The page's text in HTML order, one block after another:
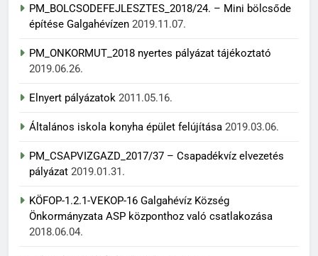
PM_BOLCSODEFEJLESZTES_2018/24. – Mini bölcsőde
építése Galgahévízen 2019.11.07.
PM_ONKORMUT_2018 nyertes pályázat tájékoztató
2019.06.26.
Elnyert pályázatok 2011.05.16.
Általános iskola konyha épület felújítása 2019.03.06.
PM_CSAPVIZGAZD_2017/37 – Csapadékvíz elvezetés
pályázat 2019.01.31.
KÖFOP-1.2.1-VEKOP-16 Galgahévíz Község
Önkormányzata ASP központhoz való csatlakozása
2018.06.04.